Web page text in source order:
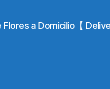
a Domicilio【